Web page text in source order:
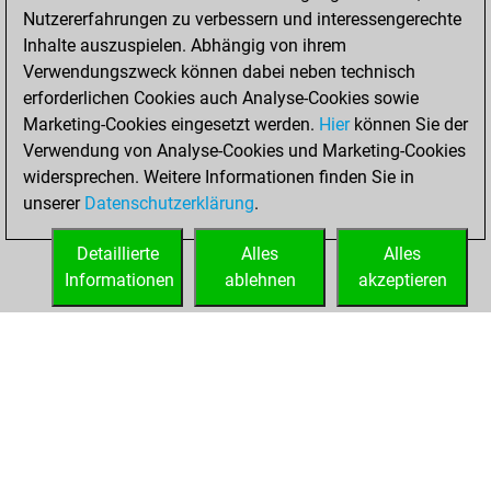
mojmir 1334 1 w
franzm 1235 0 b
beck1 1298 0 w
dave70 1380 0 w
zocki 1335 0 b
looser32 1237 1 b
soheil32908 1659 0 w
frog62 1500 0 w
looser32 1218 1 b
1271
bruno luigi 1288
martinmoore 1453 0 w
STARTSEITE ERFOLGE
Nutzererfahrungen zu verbessern und interessengerechte
Inhalte auszuspielen. Abhängig von ihrem
Verwendungszweck können dabei neben technisch
erforderlichen Cookies auch Analyse-Cookies sowie
Marketing-Cookies eingesetzt werden. Hierkönnen Sie der
Verwendung von Analyse-Cookies und Marketing-Cookies
widersprechen. Weitere Informationen finden Sie in
unserer Datenschutzerklärung.
Alles
akzeptieren
Alles
ablehnen
Detaillierte
Informationen